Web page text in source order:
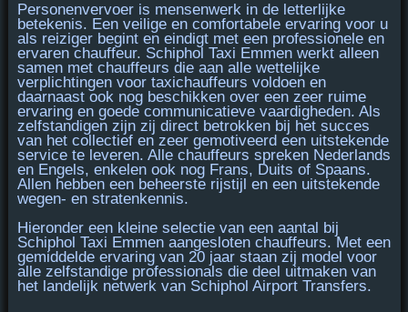
Personenvervoer is mensenwerkin de letterlijke
betekenis. Een veilige en comfortabele ervaring voor u
als reiziger begint en eindigt met een professionele en
ervaren chauffeur. Schiphol Taxi Emmen werkt alleen
samen met chauffeurs die aan alle wettelijke
verplichtingen voor taxichauffeurs voldoenen
daarnaast ook nog beschikken over een zeer ruime
ervaringen goede communicatieve vaardigheden. Als
zelfstandigen zijn zij direct betrokken bij het succes
van het collectief en zeer gemotiveerd een uitstekende
service te leveren. Alle chauffeurs spreken Nederlands
en Engels, enkelen ook nog Frans, Duits of Spaans.
Allen hebben een beheerste rijstijl en een uitstekende
wegen- en stratenkennis.
Hieronder een kleine selectie van een aantal bij
Schiphol Taxi Emmen aangesloten chauffeurs. Met een
gemiddelde ervaring van 20 jaar staan zij model voor
alle zelfstandige professionals die deel uitmaken van
het landelijk netwerk van Schiphol Airport Transfers.